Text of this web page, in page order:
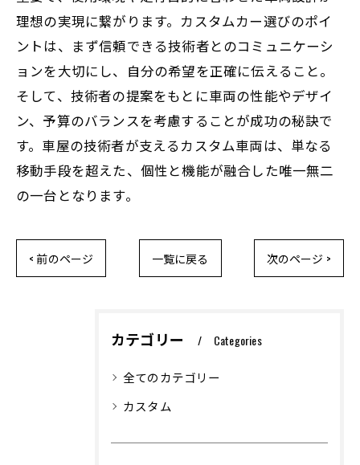
理想の実現に繋がります。カスタムカー選びのポイ
ントは、まず信頼できる技術者とのコミュニケーシ
ョンを大切にし、自分の希望を正確に伝えること。
そして、技術者の提案をもとに車両の性能やデザイ
ン、予算のバランスを考慮することが成功の秘訣で
す。車屋の技術者が支えるカスタム車両は、単なる
移動手段を超えた、個性と機能が融合した唯一無二
の一台となります。
< 前のページ 一覧に戻る 次のページ >
カテゴリー Categories
全てのカテゴリー
カスタム